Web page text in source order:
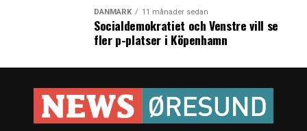
DANMARK 11 månader sedan
Socialdemokratiet och Venstre vill se
fler p-platser i Köpenhamn